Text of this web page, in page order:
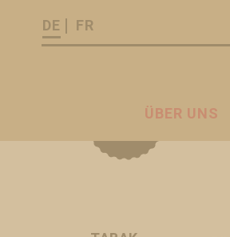
DE FR
ÜBER UNS